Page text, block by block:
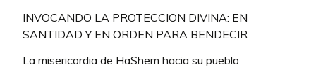
INVOCANDO LA PROTECCION DIVINA: EN
SANTIDAD Y EN ORDEN PARA BENDECIR
La misericordia de HaShem hacia su pueblo